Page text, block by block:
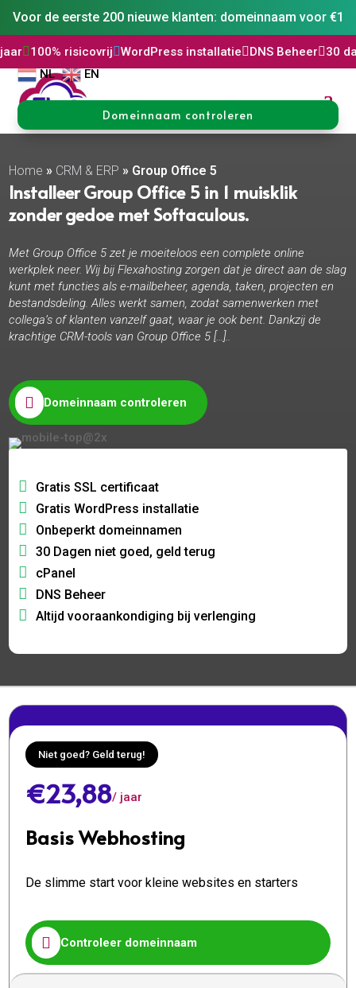
Voor de eerste 200 nieuwe klanten: domeinnaam voor €1
WordPress installatieDNS Beheer30 dagen niet
NL
EN
Domeinnaam controleren
Home » CRM & ERP » Group Office 5
Installeer Group Office 5 in 1 muisklik
zonder gedoe met Softaculous.
Met Group Office 5 zet je moeiteloos een complete online
werkplek neer. Wij bij Flexahosting zorgen dat je direct aan de slag
kunt met functies als e-mailbeheer, agenda, taken, projecten en
bestandsdeling. Alles werkt samen, zodat samenwerken met
collega’s of klanten vanzelf gaat, waar je ook bent. Dankzij de
krachtige CRM-tools van Group Office 5 […]..
 Domeinnaam controleren
Gratis SSL certificaat
Gratis WordPress installatie
Onbeperkt domeinnamen
30 Dagen niet goed, geld terug
cPanel
DNS Beheer
Altijd vooraankondiging bij verlenging
Niet goed? Geld terug!
€23,88/ jaar
Basis Webhosting
De slimme start voor kleine websites en starters
 Controleer domeinnaam